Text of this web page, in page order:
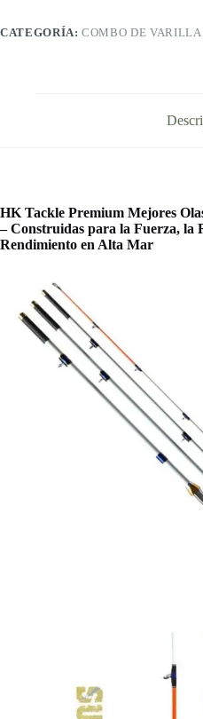
CATEGORÍA:COMBO DE VARILLA
HK Tackle Premium Mejores
– Construidas para la Fuerza, la
Rendimiento en Alta Mar